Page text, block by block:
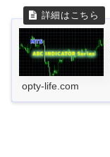
opty-life.com